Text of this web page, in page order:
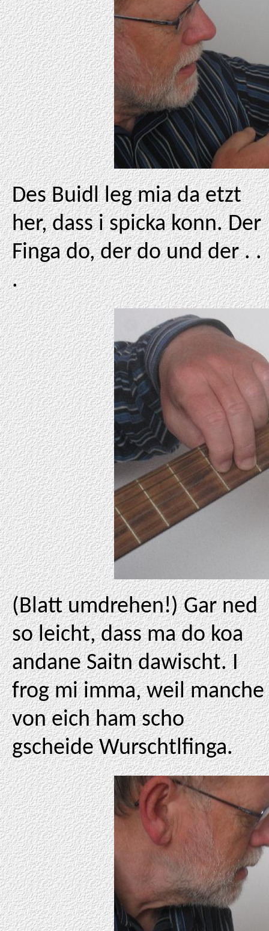
Des Buidl leg mia da etzt
her, dass i spicka konn. Der
Finga do, der do und der . .
.
(Blatt umdrehen!) Gar ned
so leicht, dass ma do koa
andane Saitn dawischt. I
frog mi imma, weil manche
von eich ham scho
gscheide Wurschtlfinga.